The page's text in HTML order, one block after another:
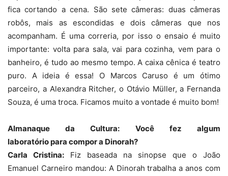
fica cortando a cena. São sete câmeras: duas câmeras
robôs, mais as escondidas e dois câmeras que nos
acompanham. É uma correria, por isso o ensaio é muito
importante: volta para sala, vai para cozinha, vem para o
banheiro, é tudo ao mesmo tempo. A caixa cênica é teatro
puro. A ideia é essa! O Marcos Caruso é um ótimo
parceiro, a Alexandra Ritcher, o Otávio Müller, a Fernanda
Souza, é uma troca. Ficamos muito a vontade é muito bom!
Almanaque da Cultura: Você fez algum
laboratório para compor a Dinorah?
Carla Cristina: Fiz baseada na sinopse que o João
Emanuel Carneiro mandou: A Dinorah trabalha a anos com